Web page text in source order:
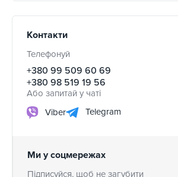
Контакти
Телефонуй
+380 99 509 60 69
+380 98 519 19 56
Або запитай у чаті
Viber
Telegram
Ми у соцмережах
Підписуйся, щоб не загубити